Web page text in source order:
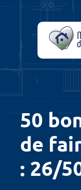
50
de
: 26/